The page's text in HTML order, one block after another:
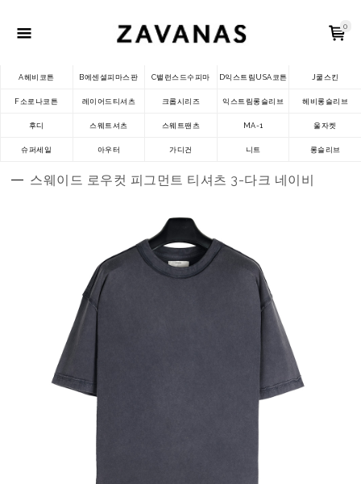
0
A헤비코튼 B에센셜피마스판 C밸런스드수피마 D익스트림USA코튼 J쿨스킨
F소로나코튼 레이어드티셔츠 크롭시리즈 익스트림롱슬리브 헤비롱슬리브
후디 스웨트셔츠 스웨트팬츠 MA-1 울자켓
슈퍼세일 아우터 가디건 니트 롱슬리브
스웨이드 로우컷 피그먼트 티셔츠 3-다크 네이비